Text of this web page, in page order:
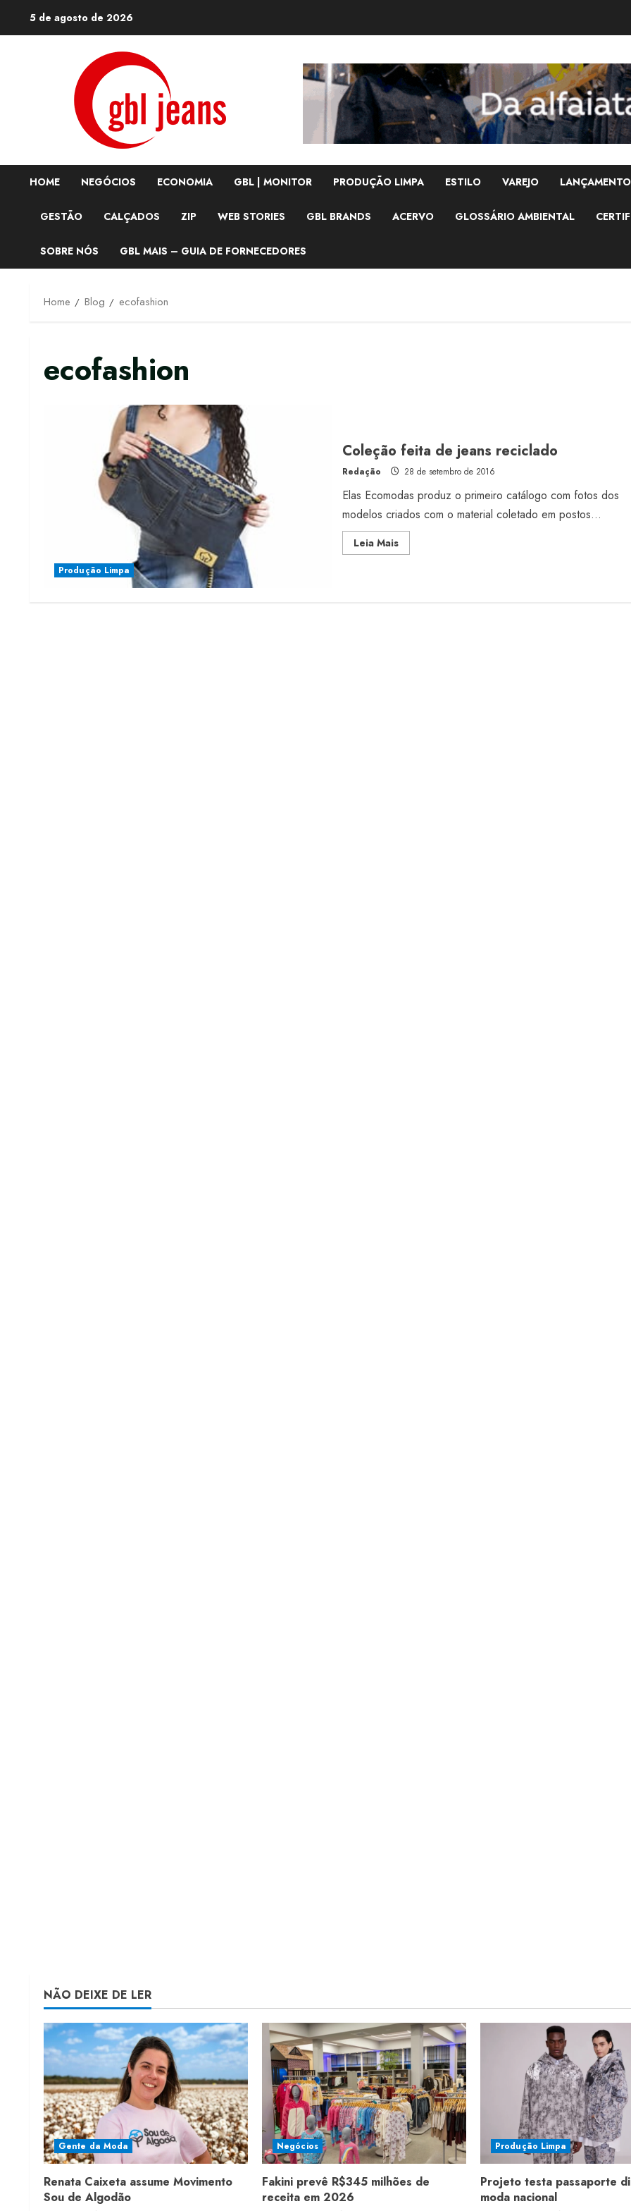
5 de agosto de 2026
HOME NEGÓCIOS ECONOMIA GBL | MONITOR PRODUÇÃO LIMPA ESTILO VAREJO
GESTÃO CALÇADOS ZIP WEB STORIES GBL BRANDS ACERVO GLOSSÁRIO AMBIENTAL
SOBRE NÓS GBL MAIS – GUIA DE FORNECEDORES
Home Blog ecofashion
ecofashion
Produção Limpa
Coleção feita de jeans reciclado
Redação 28 de setembro de 2016
Elas Ecomodas produz o primeiro catálogo com fotos dos
modelos criados com o material coletado em postos...
Leia MaisRead
more
NÃO DEIXE DE LER
Gente da Moda
Renata Caixeta assume Movimento
Sou de Algodão
Negócios
Fakini prevê R$345 milhões de
receita em 2026
Produção Limpa
Projeto testa passaporte
moda nacional